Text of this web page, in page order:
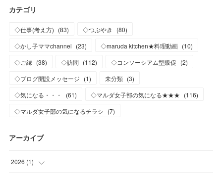
カテゴリ
◇仕事(考え方) (83) ◇つぶやき (80)
◇かし子ママchannel (23) ◇maruda kitchen★料理動画 (10)
◇ご縁 (38) ◇訪問 (112) ◇コンソーシアム型販促 (2)
◇ブログ開設メッセージ (1) 未分類 (3)
◇気になる・・・
(61) ◇マルダ女子部の気になる★★★ (116)
◇マルダ女子部の気になるチラシ (7)
アーカイブ
2026 (1)